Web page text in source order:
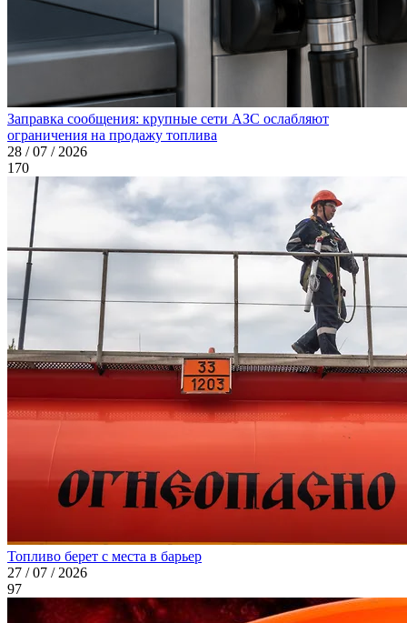
Заправка сообщения: крупные сети АЗС ослабляют
ограничения на продажу топлива
28 / 07 / 2026
170
Топливо берет с места в барьер
27 / 07 / 2026
97